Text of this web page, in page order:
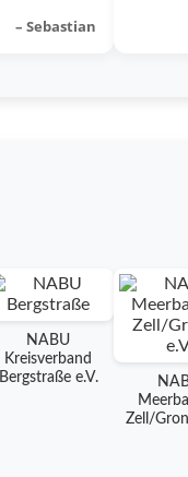
– Sebastian
NABU
Kreisverband
Bergstraße e.V.
Zell/